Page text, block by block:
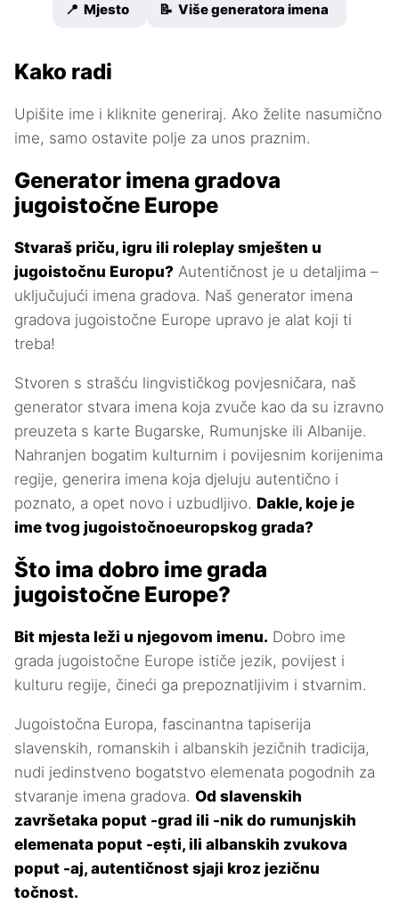
📍 Mjesto 📝 Više generatora imena
Kako radi
Upišite ime i kliknite generiraj. Ako želite nasumično
ime, samo ostavite polje za unos praznim.
Generator imena gradova
jugoistočne Europe
Stvaraš priču, igru ili roleplay smješten u
jugoistočnu Europu? Autentičnost je u detaljima –
uključujući imena gradova. Naš generator imena
gradova jugoistočne Europe upravo je alat koji ti
treba!
Stvoren s strašću lingvističkog povjesničara, naš
generator stvara imena koja zvuče kao da su izravno
preuzeta s karte Bugarske, Rumunjske ili Albanije.
Nahranjen bogatim kulturnim i povijesnim korijenima
regije, generira imena koja djeluju autentično i
poznato, a opet novo i uzbudljivo. Dakle, koje je
ime tvog jugoistočnoeuropskog grada?
Što ima dobro ime grada
jugoistočne Europe?
Bit mjesta leži u njegovom imenu. Dobro ime
grada jugoistočne Europe ističe jezik, povijest i
kulturu regije, čineći ga prepoznatljivim i stvarnim.
Jugoistočna Europa, fascinantna tapiserija
slavenskih, romanskih i albanskih jezičnih tradicija,
nudi jedinstveno bogatstvo elemenata pogodnih za
stvaranje imena gradova. Od slavenskih
završetaka poput -grad ili -nik do rumunjskih
elemenata poput -ești, ili albanskih zvukova
poput -aj, autentičnost sjaji kroz jezičnu
točnost.